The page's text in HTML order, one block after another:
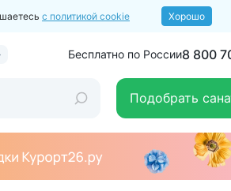
с политикой cookie Хорошо
Бесплатно по России8 800
Подобрать